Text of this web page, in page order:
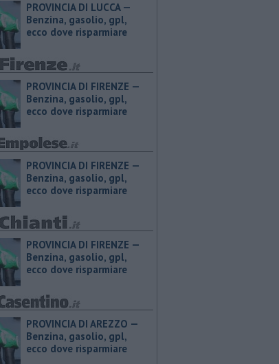
PROVINCIA DI LUCCA — ​
Benzina, gasolio, gpl,
ecco dove risparmiare
PROVINCIA DI FIRENZE — ​
Benzina, gasolio, gpl,
ecco dove risparmiare
PROVINCIA DI FIRENZE — ​
Benzina, gasolio, gpl,
ecco dove risparmiare
PROVINCIA DI FIRENZE — ​
Benzina, gasolio, gpl,
ecco dove risparmiare
PROVINCIA DI AREZZO — ​
Benzina, gasolio, gpl,
ecco dove risparmiare